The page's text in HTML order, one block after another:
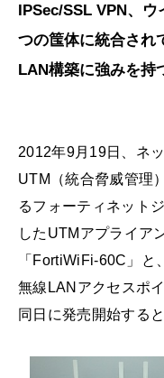
IPSec/SSL VPN、
つの筺体に統合され
LAN構築に強みを持
2012年9月19日、ネ
UTM（統合脅威管理
るフォーティネット
したUTMアプライア
「FortiWiFi-60C」と
無線LANアクセスポ
同日に発売開始する